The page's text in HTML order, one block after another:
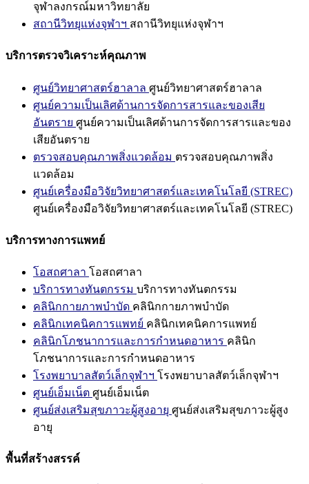
จุฬาลงกรณ์มหาวิทยาลัย
สถานีวิทยุแห่งจุฬาฯ สถานีวิทยุแห่งจุฬาฯ
บริการตรวจวิเคราะห์คุณภาพ
ศูนย์วิทยาศาสตร์ฮาลาล ศูนย์วิทยาศาสตร์ฮาลาล
ศูนย์ความเป็นเลิศด้านการจัดการสารและของเสีย
อันตราย ศูนย์ความเป็นเลิศด้านการจัดการสารและของ
เสียอันตราย
ตรวจสอบคุณภาพสิ่งแวดล้อม ตรวจสอบคุณภาพสิ่ง
แวดล้อม
ศูนย์เครื่องมือวิจัยวิทยาศาสตร์และเทคโนโลยี (STREC)
ศูนย์เครื่องมือวิจัยวิทยาศาสตร์และเทคโนโลยี (STREC)
บริการทางการแพทย์
โอสถศาลา โอสถศาลา
บริการทางทันตกรรม บริการทางทันตกรรม
คลินิกกายภาพบำบัด คลินิกกายภาพบำบัด
คลินิกเทคนิคการแพทย์ คลินิกเทคนิคการแพทย์
คลินิกโภชนาการและการกำหนดอาหาร คลินิก
โภชนาการและการกำหนดอาหาร
โรงพยาบาลสัตว์เล็กจุฬาฯ โรงพยาบาลสัตว์เล็กจุฬาฯ
ศูนย์เอ็มเน็ต ศูนย์เอ็มเน็ต
ศูนย์ส่งเสริมสุขภาวะผู้สูงอายุ ศูนย์ส่งเสริมสุขภาวะผู้สูง
อายุ
พื้นที่สร้างสรรค์